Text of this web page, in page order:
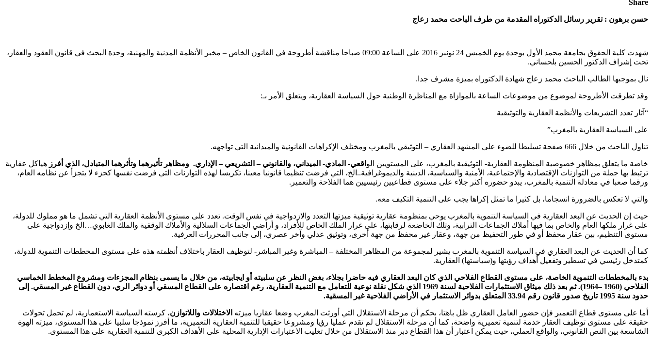
Share
حسن برهون : تقرير رسائل الدكتوراه المقدمة من طرف الباحت محمد زعاج
شهدت كلية الحقوق بجامعة محمد الأول بوجدة يوم الخميس 24 نونبر 2016 على الساعة 09:00 صباحا مناقشة أطروحة في القانون الخاص – مخبر الأنظمة المدنية والمهنية، وحدة البحث في قانون العقود والعقار،
تحت إشراف الدكتور الحسين بلحساني.
نال بموجبها الطالب الباحث محمد زعاج شهادة الدكتوراه بميزة مشرف جدا.
وقد تطرقت الأطروحة لموضوع من موضوعات الساعة بالموازاة مع المناظرة الوطنية حول السياسة العقارية، ويتعلق الأمر بـ:
“آثار تعدد التشريعات والأنظمة العقارية والتوثيقية
على السياسة العقارية بالمغرب”
تناول الباحث من خلال 666 صفحة تسليطا للضوء على المشهد العقاري – التوثيقي بالمغرب ومختلف الإكراهات القانونية والميدانية التي تواجهه.
خاصة ما يتعلق بمظاهر خصوصية المنظومة العقارية- التوثيقية بالمغرب، على المستويين الو اقعي- المادي- الميداني، والقانوني – التشريعي – الإداري. ومظاهر تأثيرهما وتأثرهما المتبادل، الذي أفرز هياكل عقارية
ترتبط بها جملة من التوازنات الإقتصادية والإجتماعية، الأمنية والسياسية، الدينية والديموغرافية..الخ، التي فرضت تنظيما قانونيا معينا، تكريسا لهذه التوازنات التي فرضت نفسها كجزء لا يتجزأ عن نظامه العام،
ورقما صعبا في معادلة التنمية بالمغرب، يبدو حضوره أكثر جلاء على مستوى قطاعيين رئيسيين هما الفلاحة والتعمير.
والتي لا تعكس بالضرورة انسجاما، بل كثيرا ما تمثل إكراها يجب على التنمية التكيف معه.
حيث إن الحديث عن البعد العقارية في السياسة التنموية بالمغرب يوحي بمنظومة عقارية توثيقية ميزتها التعدد والازدواجية في نفس الوقت. تعدد على مستوى الأنظمة العقارية التي تشمل ما هو مملوك للدولة،
على غرار ملكها العام والخاص بما فيها أملاك الجماعات الترابية، وتلك الخاضعة لرقابتها، على غرار الملك الخاص للأفراد، و أراضي الجماعات السلالية والأملاك الوقفية والملك الغابوي…الخ وإزدواجية على
مستوى التنظيم، بين عقار محفظ أو في طور التحفيظ من جهة، وعقار غير محفظ من جهة أخرى، وتوثيق عدلي وآخر عصري، إلى جانب المحررات العرفية.
كما أن الحديث عن البعد العقاري في السياسة التنموية بالمغرب يشير لمجموعة من المظاهر المختلفة – المباشرة وغير المباشر- لتوظيف العقار باختلاف أنظمته هذه على مستوى المخططات التنموية للدولة،
كمتدخل رئيسي في تسطير وتفعيل أهداف رؤيتها و(سياستها) العقارية.
بدء بالمخططات التنموية الخاصة، على مستوى القطاع الفلاحي الذي كان البعد العقاري فيه حاضرا بجلاء، بغض النظر عن سلبيته أو ايجابيته، من خلال ما يسمى بنظام المجزءات ومشروع المخطط الخماسي
الفلاحي (1960 –1964). ثم بعد ذلك ميثاق الاستثمارات الفلاحية لسنة 1969 الذي شكل نقلة نوعية للتعامل مع التنمية العقارية، رغم اقتصاره على القطاع المسقي أو دوائر الري، دون القطاع غير المسقي. إلى
حدود سنة 1995 تاريخ صدور قانون رقم 33.94 المتعلق بدوائر الاستثمار في الأراضي الفلاحية غير المسقية
.
أما على مستوى قطاع التعمير فإن حضور العامل العقاري ظل باهتا، بحكم أن مرحلة الاستقلال التي أورثت المغرب وضعا عقاريا ميزته الاختلالات واللاتوازن، كرسته السياسة الاستعمارية، لم تحمل تحولات
حقيقة على مستوى توظيف العقار خدمة لتنمية تعميرية واضحة، كما أن مرحلة الاستقلال لم تقدم عمليا رؤيا ومشروعا حقيقيا للتنمية العقارية التعميرية، ما أفرز نموذجا سلبيا على هذا المستوى، ميزته الهوة
الشاسعة بين النص القانوني، والواقع العملي، حيث يمكن اعتبار أن هذا القطاع دبر منذ الاستقلال من خلال تغليب الاعتبارات الإدارية المحلية على الأهداف الكبرى للتنمية العقارية على هذا المستوى.